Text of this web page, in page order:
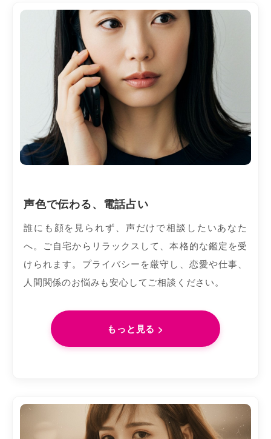
声色で伝わる、電話占い
誰にも顔を見られず、声だけで相談したいあなた
へ。ご自宅からリラックスして、本格的な鑑定を受
けられます。プライバシーを厳守し、恋愛や仕事、
人間関係のお悩みも安心してご相談ください。
もっと見る >